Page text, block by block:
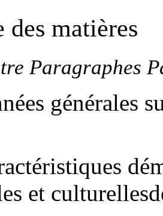
des matières
Paragraphes
générales
et